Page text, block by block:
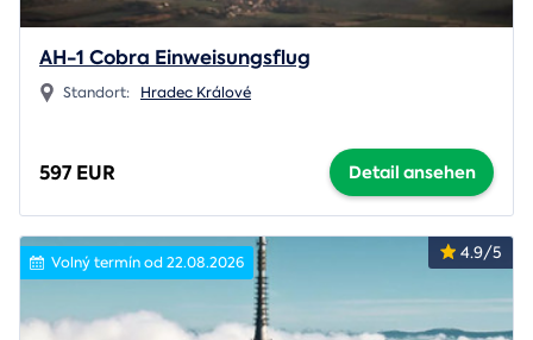
AH-1 Cobra Einweisungsflug
Standort: Hradec Králové
597 EUR Detail ansehen
4.9/5
Volný termín od 22.08.2026